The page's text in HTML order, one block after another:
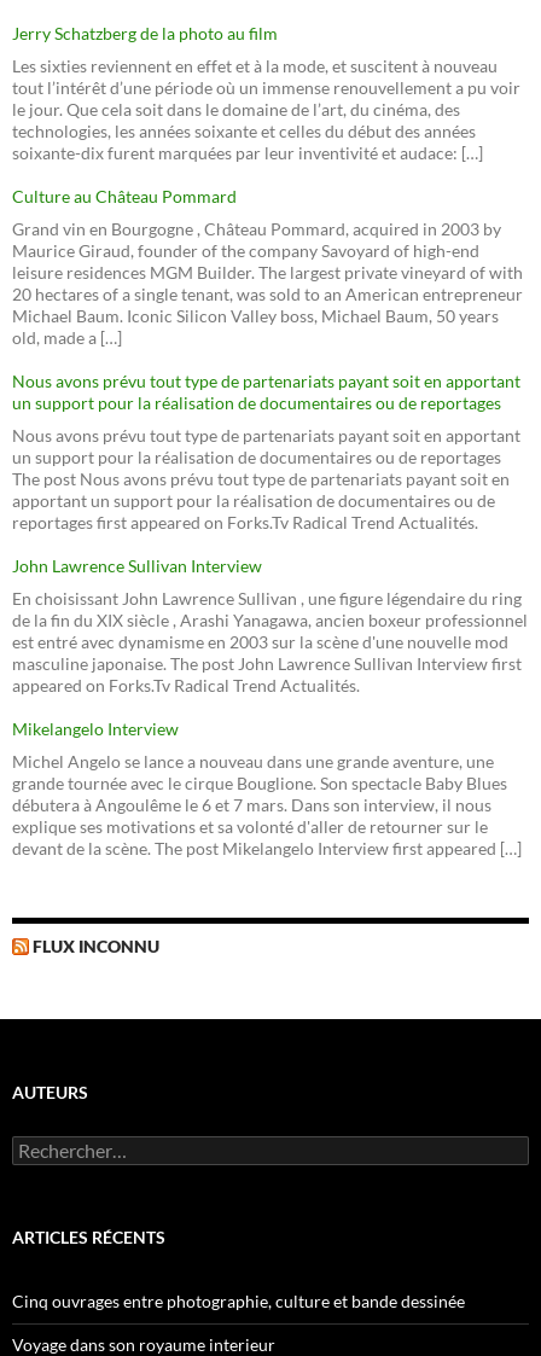
Jerry Schatzberg de la photo au film
Les sixties reviennent en effet et à la mode, et suscitent à nouveau
tout l’intérêt d’une période où un immense renouvellement a pu voir
le jour. Que cela soit dans le domaine de l’art, du cinéma, des
technologies, les années soixante et celles du début des années
soixante-dix furent marquées par leur inventivité et audace: […]
Culture au Château Pommard
Grand vin en Bourgogne , Château Pommard, acquired in 2003 by
Maurice Giraud, founder of the company Savoyard of high-end
leisure residences MGM Builder. The largest private vineyard of with
20 hectares of a single tenant, was sold to an American entrepreneur
Michael Baum. Iconic Silicon Valley boss, Michael Baum, 50 years
old, made a […]
Nous avons prévu tout type de partenariats payant soit en apportant
un support pour la réalisation de documentaires ou de reportages
Nous avons prévu tout type de partenariats payant soit en apportant
un support pour la réalisation de documentaires ou de reportages
The post Nous avons prévu tout type de partenariats payant soit en
apportant un support pour la réalisation de documentaires ou de
reportages first appeared on Forks.Tv Radical Trend Actualités.
John Lawrence Sullivan Interview
En choisissant John Lawrence Sullivan , une figure légendaire du ring
de la fin du XIX siècle , Arashi Yanagawa, ancien boxeur professionnel
est entré avec dynamisme en 2003 sur la scène d'une nouvelle mod
masculine japonaise. The post John Lawrence Sullivan Interview first
appeared on Forks.Tv Radical Trend Actualités.
Mikelangelo Interview
Michel Angelo se lance a nouveau dans une grande aventure, une
grande tournée avec le cirque Bouglione. Son spectacle Baby Blues
débutera à Angoulême le 6 et 7 mars. Dans son interview, il nous
explique ses motivations et sa volonté d'aller de retourner sur le
devant de la scène. The post Mikelangelo Interview first appeared […]
FLUX INCONNU
AUTEURS
R
e
e
h
e
r
ARTICLES RÉCENTS
Cinq ouvrages entre photographie, culture et bande dessinée
Voyage dans son royaume interieur